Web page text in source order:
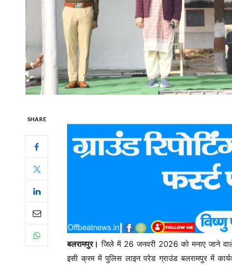
SHARE
बलरामपुर। जिले में 26 जनवरी 2026 को मनाए जाने
इसी क्रम में पुलिस लाइन परेड ग्राउंड बलरामपुर में